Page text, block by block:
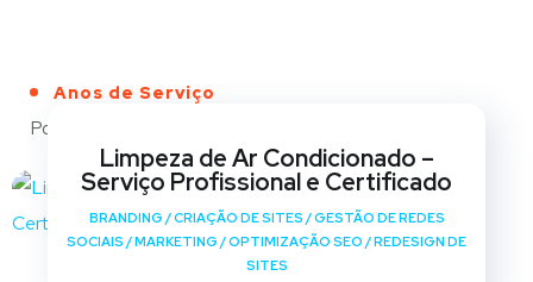
Anos de Serviço
Portfólio
Limpeza de Ar Condicionado –
Serviço Profissional e Certificado
BRANDING /CRIAÇÃO DE SITES /GESTÃO DE REDES
SOCIAIS /MARKETING /OPTIMIZAÇÃO SEO /REDESIGN DE
SITES